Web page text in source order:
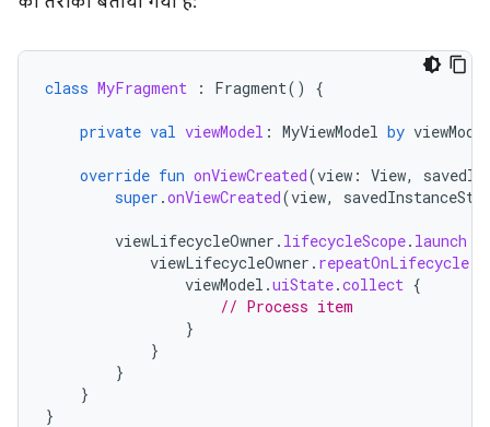
class MyFragment : Fragment() {
private val viewModel : MyViewModel by
override fun onViewCreated(view : View,
super .onViewCreated(view,
viewLifecycleOwner . lifecycleScope. launch
viewLifecycleOwner . repeatOnLifecycle
viewModel .uiState.collect {
// Process item
}
}
}
}
}